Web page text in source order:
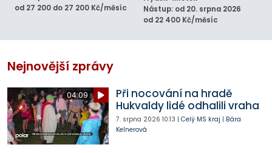
od 27 200 do 27 200 Kč/měsíc
Nástup: od 20. srpna 2026
od 22 400 Kč/měsíc
Nejnovější zprávy
04:09
Při nocování na hradě
Hukvaldy lidé odhalili vraha
7. srpna 2026 10:13 | Celý MS kraj | Bára
Kelnerová